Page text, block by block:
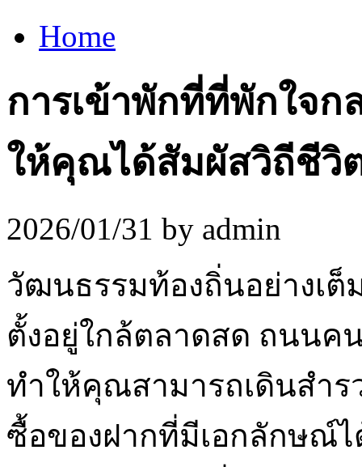
Home
การเข้าพักที่ที่พักใจก
ให้คุณได้สัมผัสวิถีชีวิ
2026/01/31 by admin
วัฒนธรรมท้องถิ่นอย่างเต็
ตั้งอยู่ใกล้ตลาดสด ถนนค
ทำให้คุณสามารถเดินสำร
ซื้อของฝากที่มีเอกลักษณ์ไ